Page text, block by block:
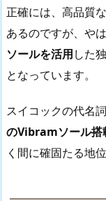
正確には、高品質
あるのですが、や
ソールを活用した
となっています。
スイコックの代名
のVibramソール搭
く間に確固たる地